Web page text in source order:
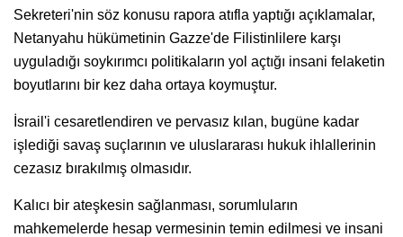
Sekreteri'nin söz konusu rapora atıfla yaptığı açıklamalar,
Netanyahu hükümetinin Gazze'de Filistinlilere karşı
uyguladığı soykırımcı politikaların yol açtığı insani felaketin
boyutlarını bir kez daha ortaya koymuştur.
İsrail'i cesaretlendiren ve pervasız kılan, bugüne kadar
işlediği savaş suçlarının ve uluslararası hukuk ihlallerinin
cezasız bırakılmış olmasıdır.
Kalıcı bir ateşkesin sağlanması, sorumluların
mahkemelerde hesap vermesinin temin edilmesi ve insani